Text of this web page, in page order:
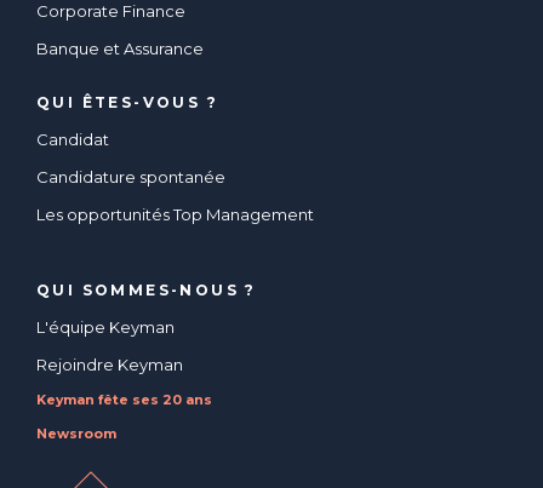
Corporate Finance
Banque et Assurance
QUI ÊTES-VOUS ?
Candidat
Candidature spontanée
Les opportunités Top Management
QUI SOMMES-NOUS ?
L'équipe Keyman
Rejoindre Keyman
Keyman fête ses 20 ans
Newsroom